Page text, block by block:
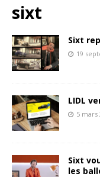
sixt
Sixt
19
LIDL
5 mars
Sixt
les